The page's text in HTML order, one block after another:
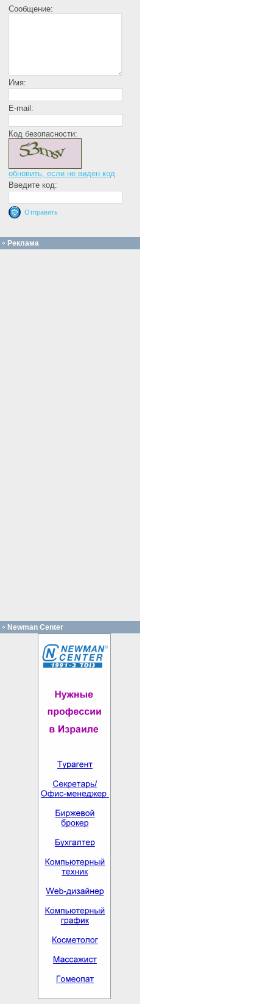
Сообщение:
Имя:
E-mail:
Код безопасности:
обновить, если не виден код
Введите код:
Реклама
Newman Center